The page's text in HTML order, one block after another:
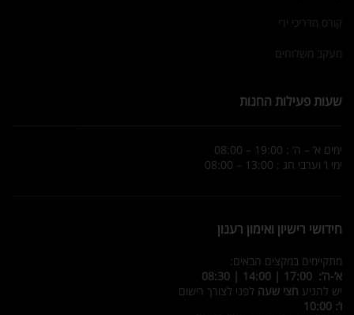
קורס מדריכי ירי
מעקב משלוחים
שעות פעילות החנות
ימים א’ – ה’ : 19:00 – 08:00
ימי ו’ וערבי חג : 13:00 – 08:00
חידושי רישיון ואימון רענון
מתקיימים במקצים הבאים:
א’-ה’: 17:00 | 14:00 | 08:30
יש להגיע חצי שעה לפני לצורך רישום
ו’: 10:00